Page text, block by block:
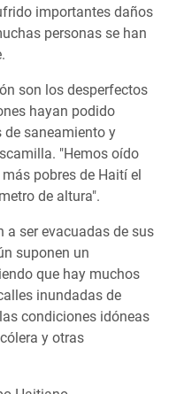
importantes daños
personas se han
son los desperfectos
hayan podido
saneamiento y
"Hemos oído
pobres de Haití el
de altura".
a ser evacuadas de sus
suponen un
que hay muchos
inundadas de
condiciones idóneas
y otras